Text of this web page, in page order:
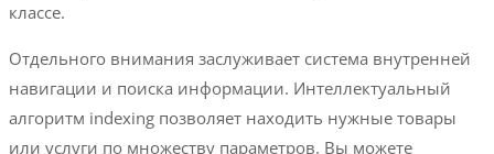
классе.
Отдельного внимания заслуживает система внутренней
навигации и поиска информации. Интеллектуальный
алгоритм indexing позволяет находить нужные товары
или услуги по множеству параметров. Вы можете